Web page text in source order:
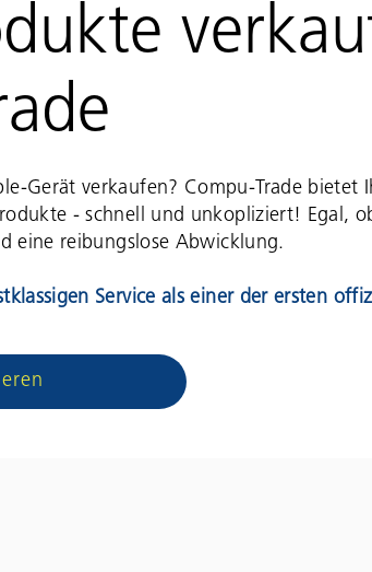
Gerät verkaufen? Compu-Trade
- schnell und unkopliziert! Egal,
eine reibungslose Abwicklung.
Service als einer der ersten